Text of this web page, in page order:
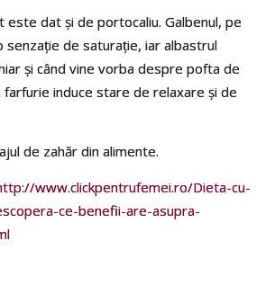
este dat și de portocaliu. Galbenul, pe
de saturație, iar albastrul
și când vine vorba despre pofta de
farfurie induce stare de relaxare și de
de zahăr din alimente.
www.clickpentrufemei.ro/Dieta-cu-
ce-benefii-are-asupra-